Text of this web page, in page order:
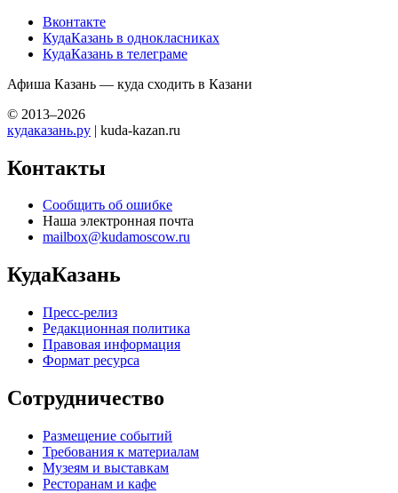
Вконтакте
КудаКазань в однокласниках
КудаКазань в телеграме
Афиша Казань — куда сходить в Казани
© 2013–2026
кудаказань.ру | kuda-kazan.ru
Контакты
Сообщить об ошибке
Наша электронная почта
mailbox@kudamoscow.ru
КудаКазань
Пресс-релиз
Редакционная политика
Правовая информация
Формат ресурса
Сотрудничество
Размещение событий
Требования к материалам
Музеям и выставкам
Ресторанам и кафе